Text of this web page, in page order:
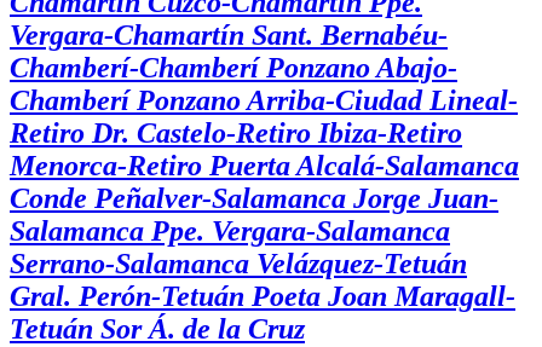
Vergara-Chamartín Sant. Bernabéu-
Chamberí-Chamberí Ponzano Abajo-
Chamberí Ponzano Arriba-Ciudad Lineal-
Retiro Dr. Castelo-Retiro Ibiza-Retiro
Menorca-Retiro Puerta Alcalá-Salamanca
Conde Peñalver-Salamanca Jorge Juan-
Salamanca Ppe. Vergara-Salamanca
Serrano-Salamanca Velázquez-Tetuán
Gral. Perón-Tetuán Poeta Joan Maragall-
Tetuán Sor Á. de la Cruz